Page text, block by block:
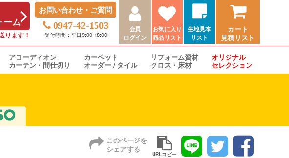
ーム
ります！
お問い合わせ・ご質問
0947-42-1503
受付時間：平日9:00-18:00
会員
ログイン
お気に入り
商品リスト
生地見本
リスト
カート
見積リスト
アコーディオン
カーテン・間仕切り
カーペット
オーダー / タイル
リフォーム資材
クロス・床材
オリジナル
セレクション
このページを
シェアする
URLコピー